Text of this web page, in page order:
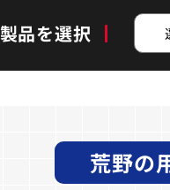
製品を選択
荒野の